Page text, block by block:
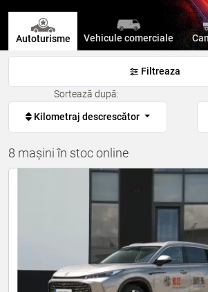
Autoturisme Vehicule comerciale
Filtreaza
Sortează după:
Kilometraj descrescător
8 mașini în stoc online